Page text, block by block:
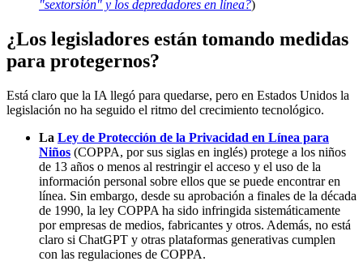
"sextorsión" y los depredadores en línea?)
¿Los legisladores están tomando medidas
para protegernos?
Está claro que la IA llegó para quedarse, pero en Estados Unidos la
legislación no ha seguido el ritmo del crecimiento tecnológico.
La Ley de Protección de la Privacidad en Línea para
Niños (COPPA, por sus siglas en inglés) protege a los niños
de 13 años o menos al restringir el acceso y el uso de la
información personal sobre ellos que se puede encontrar en
línea. Sin embargo, desde su aprobación a finales de la década
de 1990, la ley COPPA ha sido infringida sistemáticamente
por empresas de medios, fabricantes y otros. Además, no está
claro si ChatGPT y otras plataformas generativas cumplen
con las regulaciones de COPPA.